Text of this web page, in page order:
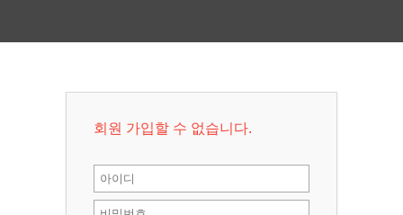
회원 가입할 수 없습니다.